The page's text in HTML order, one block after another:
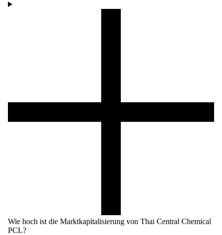
Wie hoch ist die Marktkapitalisierung von Thai Central Chemical
PCL?